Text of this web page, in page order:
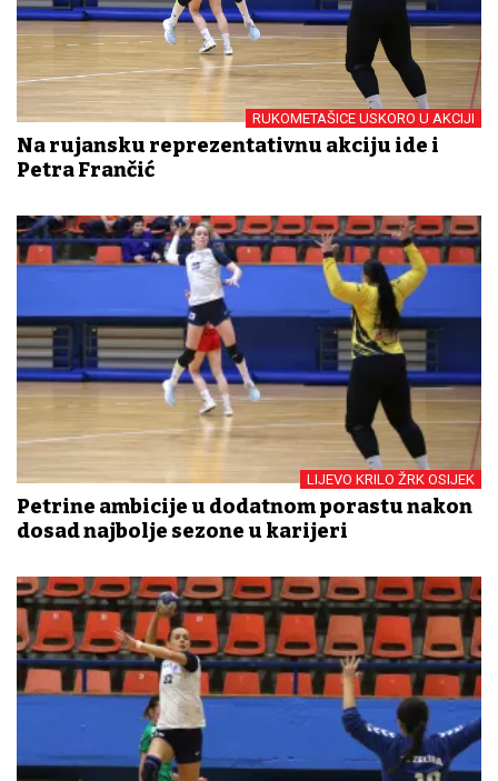
RUKOMETAŠICE USKORO U AKCIJI
Na rujansku reprezentativnu akciju ide i
Petra Frančić
LIJEVO KRILO ŽRK OSIJEK
Petrine ambicije u dodatnom porastu nakon
dosad najbolje sezone u karijeri